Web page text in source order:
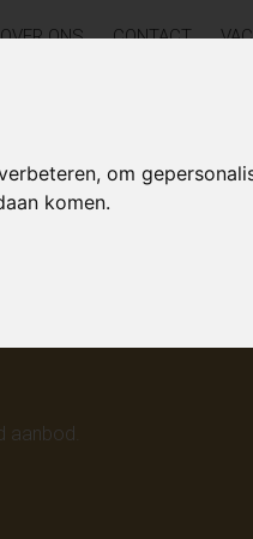
om
komen.
OVER ONS CONTACT
online.
aanbod.